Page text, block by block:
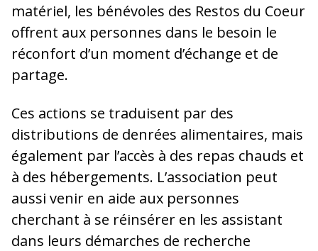
matériel, les bénévoles des Restos du Coeur
offrent aux personnes dans le besoin le
réconfort d’un moment d’échange et de
partage.
Ces actions se traduisent par des
distributions de denrées alimentaires, mais
également par l’accès à des repas chauds et
à des hébergements. L’association peut
aussi venir en aide aux personnes
cherchant à se réinsérer en les assistant
dans leurs démarches de recherche